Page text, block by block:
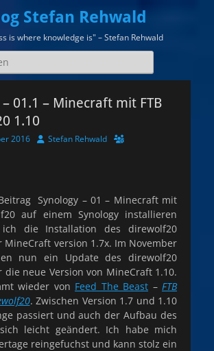
Stefan Rehwald
is where knowledge is" – Stefan Rehwald
01.1 – Minecraft mit FTB
1.10
2016 AutorStefan Rehwald
Synology – 01 – Minecraft mit
auf einem Synology installieren
ich die Installation des direwolf20
MineCraft version 1.7x. Im November
nun ein Update des direwolf20
die neue Version von MineCraft 1.10.
wieder von Feed The Beast – FTB
. Zwischen Version 1.7 und 1.10
passiert und auch der Aufbau des
leicht geändert. Ich habe mich
reingefuchst und kann stolz ein